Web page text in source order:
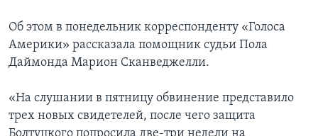
Об этом в понедельник корреспонденту «Голоса
Америки» рассказала помощник судьи Пола
Даймонда Марион Сканведжелли.
«На слушании в пятницу обвинение представило
трех новых свидетелей, после чего защита